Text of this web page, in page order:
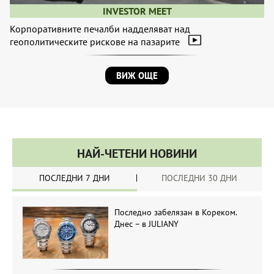
INVESTOR MEET
Корпоративните печалби надделяват над
геополитическите рискове на пазарите
ВИЖ ОЩЕ
НАЙ-ЧЕТЕНИ НОВИНИ
ПОСЛЕДНИ 7 ДНИ ПОСЛЕДНИ 30 ДНИ
Последно забелязан в Кореком.
Днес – в JULIANY